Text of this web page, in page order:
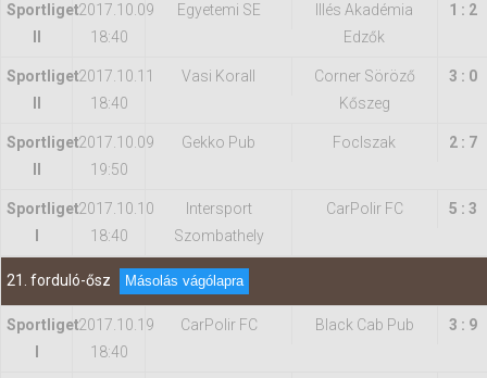
Sportliget2017.10.09
18:40
Egyetemi SE
Illés Akadémia
Edzők
1 : 2
Sportliget2017.10.11
18:40
Vasi Korall
Corner Söröző
Kőszeg
3 : 0
Sportliget2017.10.09
19:50
Gekko Pub FocIszak 2 : 7
Sportliget2017.10.10
18:40
Intersport
Szombathely
CarPolir FC 5 : 3
21. forduló-ősz Másolás vágólapra
Sportliget2017.10.19
18:40
CarPolir FC Black Cab Pub 3 : 9